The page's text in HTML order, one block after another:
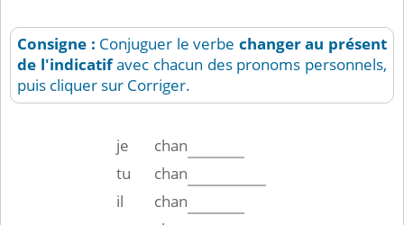
Consigne : Conjuguer le verbe changerau présent
de l'indicatifavec chacun des pronoms personnels,
puis cliquer sur Corriger.
je
chan
tu
chan
il
chan